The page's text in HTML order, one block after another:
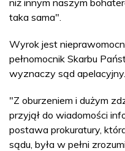
niż innym naszym
taka sama".
Wyrok jest
pełnomocnik Skarbu
wyznaczy sąd apelacyjny.
"Z oburzeniem i dużym
przyjął do wiadomości
postawa prokuratury,
sądu, była w pełni